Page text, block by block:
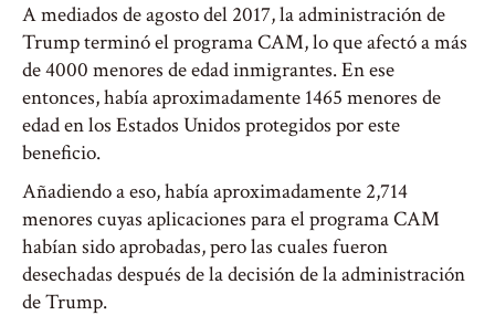
A mediados de agosto del 2017, la administración de
Trump terminó el programa CAM, lo que afectó a más
de 4000 menores de edad inmigrantes. En ese
entonces, había aproximadamente 1465 menores de
edad en los Estados Unidos protegidos por este
beneficio.
Añadiendo a eso, había aproximadamente 2,714
menores cuyas aplicaciones para el programa CAM
habían sido aprobadas, pero las cuales fueron
desechadas después de la decisión de la administración
de Trump.